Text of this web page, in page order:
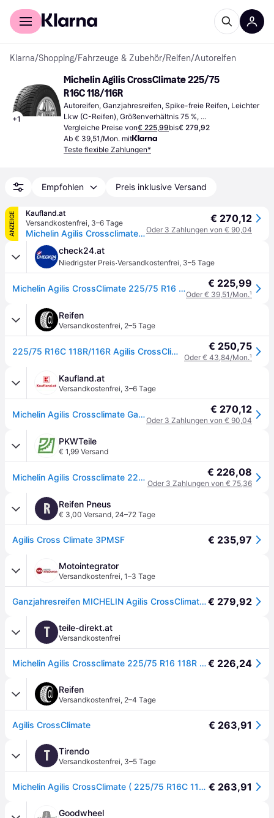
Für Shopper
Klarna/Shopping/Fahrzeuge & Zubehör/Reifen/Autoreifen
+1
Michelin Agilis CrossClimate 225/75
R16C 118/116R
Autoreifen, Ganzjahresreifen, Spike-freie Reifen, Leichter
Lkw (C-Reifen), Größenverhältnis 75 %,
Geschwindigkeitsindex R (170 km/h)
Vergleiche Preise von€ 225,99bis€ 279,92
Ab € 39,51/Mon. mit
Teste flexible Zahlungen*
Empfohlen Preis inklusive Versand
ANZEIGE
Kaufland.at
Versandkostenfrei, 3–6 Tage
Michelin Agilis Crossclimate Ganzjahresreifen 225/75 R16 118R LLKW M+S 3PMSF Allwetterreifen Reifen
€ 270,12
Oder 3 Zahlungen von € 90,04
check24.at
Niedrigster Preis·Versandkostenfrei, 3–5 Tage
Michelin Agilis CrossClimate 225/75 R16 118 R, Ganzjahresreifen € 225,99
Oder € 39,51/Mon.¹
Reifen
Versandkostenfrei, 2–5 Tage
225/75 R16C 118R/116R Agilis CrossClimate M+S € 250,75
Oder € 43,84/Mon.¹
Kaufland.at
Versandkostenfrei, 3–6 Tage
Michelin Agilis Crossclimate Ganzjahresreifen 225/75 R16 118R LLKW M+S 3PMSF Allwetterreifen Reifen € 270,12
Oder 3 Zahlungen von € 90,04
PKWTeile
€ 1,99 Versand
Michelin Agilis Crossclimate 225/75 R16 118R Reifen € 226,08
Oder 3 Zahlungen von € 75,36
R Reifen Pneus
€ 3,00 Versand, 24–72 Tage
Agilis Cross Climate 3PMSF € 235,97
Motointegrator
Versandkostenfrei, 1–3 Tage
Ganzjahresreifen MICHELIN Agilis CrossClimate 225/75R16C, 118/116R TL€ 279,92
T teile-direkt.at
Versandkostenfrei
Michelin Agilis Crossclimate 225/75 R16 118R PKW Ganzjahresreifen Reifen 041387€ 226,24
Reifen
Versandkostenfrei, 2–4 Tage
Agilis CrossClimate € 263,91
T Tirendo
Versandkostenfrei, 3–5 Tage
Michelin Agilis CrossClimate ( 225/75 R16C 118/116R 10PR EV Suitable ) - schwarz € 263,91
Goodwheel